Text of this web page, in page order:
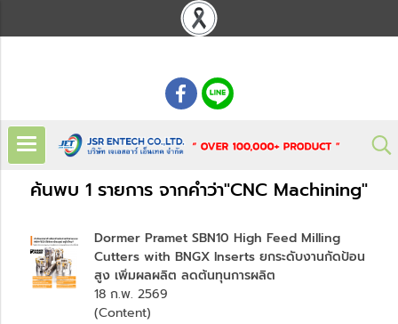
ค้นพบ 1 รายการ จากคำว่า"CNC Machining"
Dormer Pramet SBN10 High Feed Milling
Cutters with BNGX Inserts ยกระดับงานกัดป้อน
สูง เพิ่มผลผลิต ลดต้นทุนการผลิต
18 ก.พ. 2569
(Content)